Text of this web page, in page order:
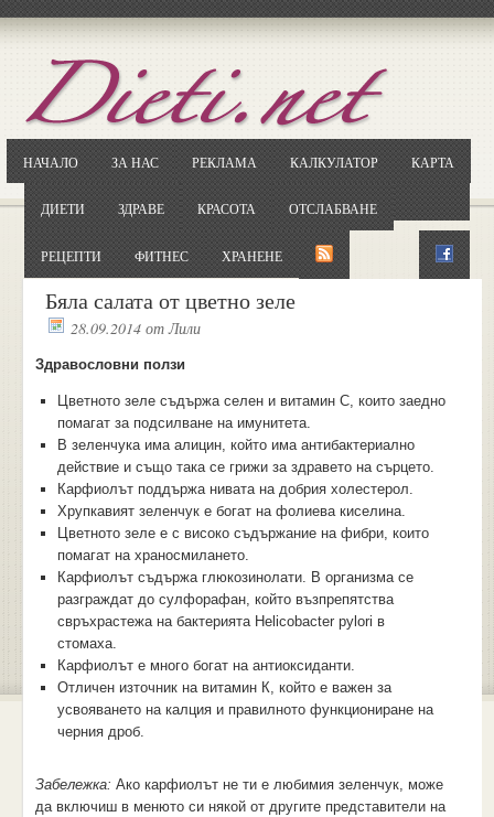
НАЧАЛО ЗА НАС РЕКЛАМА КАЛКУЛАТОР КАРТА
ДИЕТИ ЗДРАВЕ КРАСОТА ОТСЛАБВАНЕ
РЕЦЕПТИ ФИТНЕС ХРАНЕНЕ
Бяла салата от цветно зеле
28.09.2014 отЛили
Здравословни ползи
Цветното зеле съдържа селен и витамин С, които заедно
помагат за подсилване на имунитета.
В зеленчука има алицин, който има антибактериално
действие и също така се грижи за здравето на сърцето.
Карфиолът поддържа нивата на добрия холестерол.
Хрупкавият зеленчук е богат на фолиева киселина.
Цветното зеле е с високо съдържание на фибри, които
помагат на храносмилането.
Карфиолът съдържа глюкозинолати. В организма се
разграждат до сулфорафан, който възпрепятства
свръхрастежа на бактерията Helicobacter pylori в
стомаха.
Карфиолът е много богат на антиоксиданти.
Отличен източник на витамин К, който е важен за
усвояването на калция и правилното функциониране на
черния дроб.
Забележка: Ако карфиолът не ти е любимия зеленчук, може
да включиш в менюто си някой от другите представители на
ОтворетеGoogle.bg
Потърсете "Cloxy"
Кликнете на първия резултат
... и я въведете в полето: